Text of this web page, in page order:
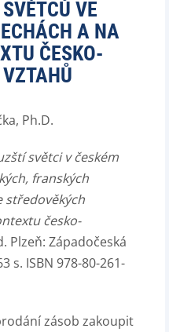
VE
A NA
ČESKO-
Ph.D.
světci v českém
franských
středověkých
česko­
Plzeň: Západočeská
s. ISBN 978-80-261-
zásob zakoupit